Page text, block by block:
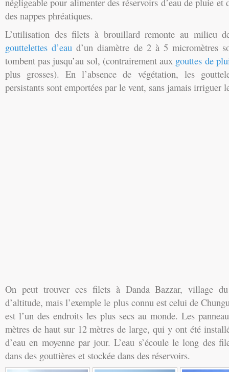
des nappes phréatiques.
L’utilisation des filets à brouillard remonte au milieu
gouttelettes d’eau d’un diamètre de 2 à 5 micromètres
tombent pas jusqu’au sol, (contrairement aux gouttes de
plus grosses). En l’absence de végétation, les
persistants sont emportées par le vent, sans jamais irriguer
On peut trouver ces filets à Danda Bazzar, village
d’altitude, mais l’exemple le plus connu est celui de
est l’un des endroits les plus secs au monde. Les
mètres de haut sur 12 mètres de large, qui y ont été
d’eau en moyenne par jour. L’eau s’écoule le long des
dans des gouttières et stockée dans des réservoirs.